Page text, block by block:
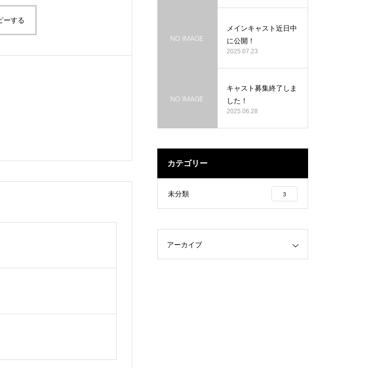
ーする
メインキャスト近日中
に公開！
2025.07.23
キャスト募集終了しま
した！
2025.06.28
カテゴリー
未分類 3
アーカイブ